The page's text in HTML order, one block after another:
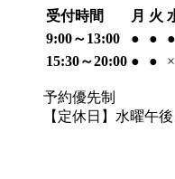
受付時間 月 火
9:00～13:00
● ● ●
15:30～20:00 ● ● ×
予約優先制
【定休日】水曜午